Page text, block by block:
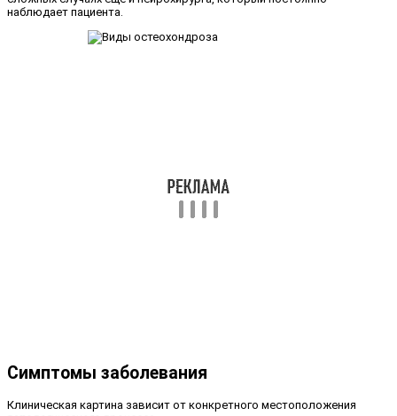
наблюдает пациента.
Симптомы заболевания
Клиническая картина зависит от конкретного местоположения